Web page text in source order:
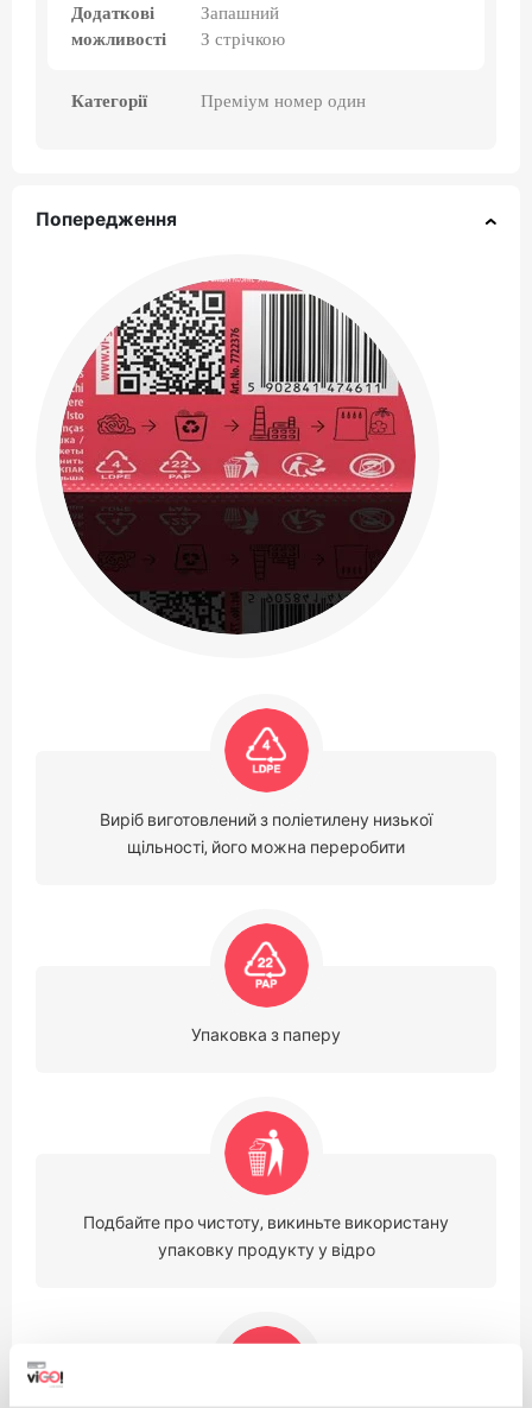
Додаткові
можливості
Запашний
З стрічкою
Категорії Преміум номер один
Попередження
Виріб виготовлений з поліетилену низької
щільності, його можна переробити
Упаковка з паперу
Подбайте про чистоту, викиньте використану
упаковку продукту у відро